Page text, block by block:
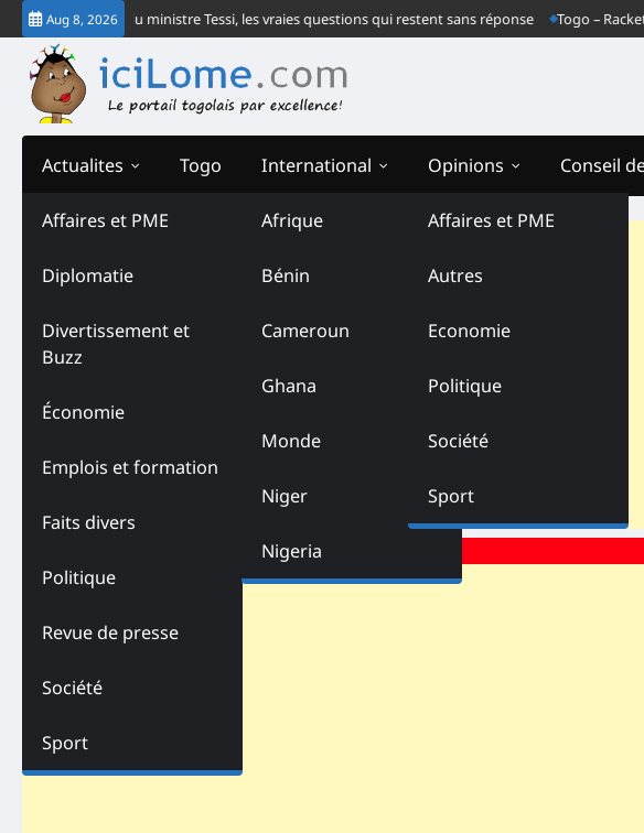
Skip
to
content
Aug 8, 2026du ministre Tessi, les vraies questions qui restent sans réponse Togo – Racket
Actualites
Affaires et PME
Diplomatie
Divertissement et
Buzz
Économie
Emplois et formation
Faits divers
Politique
Revue de presse
Société
Sport
Togo International
Afrique
Bénin
Cameroun
Ghana
Monde
Niger
Nigeria
Opinions
Affaires et PME
Autres
Economie
Politique
Société
Sport
Conseil